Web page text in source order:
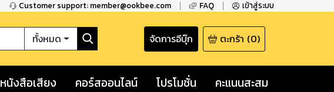
Customer support: member@ookbee.com FAQ เข้าสู่ระบบ
ทั้งหมด จัดการอีบุ๊ก ตะกร้า (0)
หนังสือเสียง คอร์สออนไลน์ โปรโมชั่น คะแนนสะสม